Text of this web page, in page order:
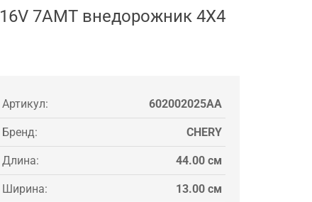
7AMT внедорожник 4X4
Артикул: 602002025AA
Бренд: CHERY
Длина: 44.00 см
Ширина: 13.00 см